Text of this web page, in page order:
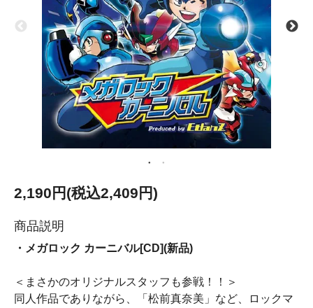
2,190円(税込2,409円)
商品説明
・メガロック カーニバル[CD](新品)
＜まさかのオリジナルスタッフも参戦！！＞
同人作品でありながら、「松前真奈美」など、ロックマ